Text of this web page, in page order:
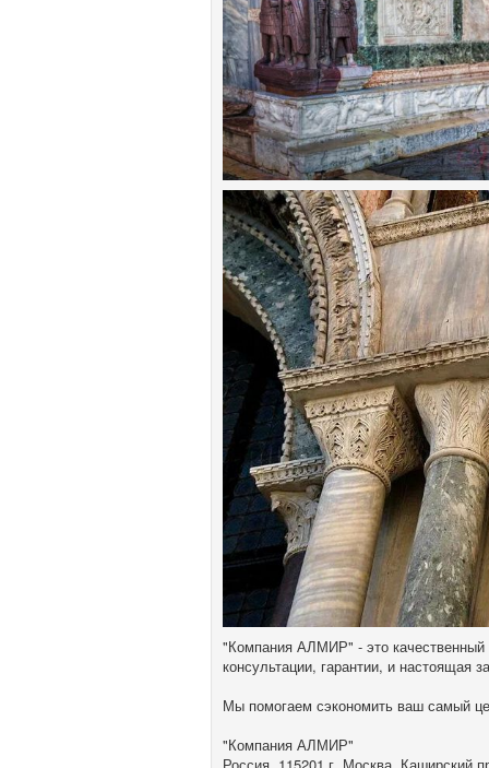
"Компания АЛМИР" - это
консультации, гарантии, и настоящая
Мы помогаем сэкономить ваш самый
"Компания АЛМИР"